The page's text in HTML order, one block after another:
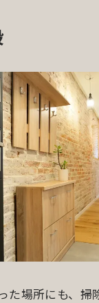
た場所にも、掃